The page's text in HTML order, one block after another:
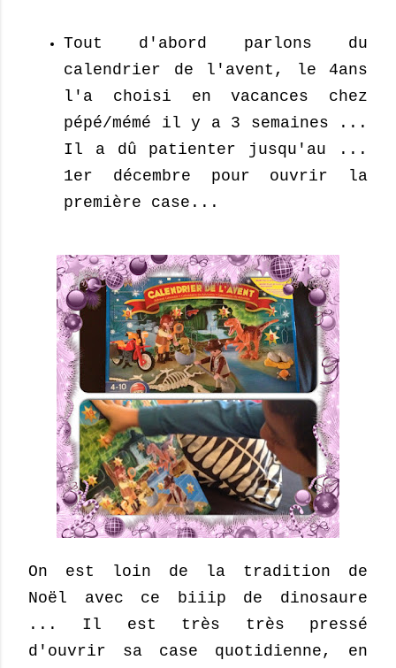
Tout d'abord parlons du
calendrier de l'avent, le 4ans
l'a choisi en vacances chez
pépé/mémé il y a 3 semaines ...
Il a dû patienter jusqu'au ...
1er décembre pour ouvrir la
première case...
On est loin de la tradition de
Noël avec ce biiip de dinosaure
... Il est très très pressé
d'ouvrir sa case quotidienne, en